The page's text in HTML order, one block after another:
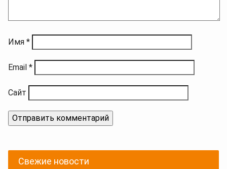
Имя *
Email *
Сайт
Свежие новости